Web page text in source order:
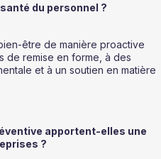
du personnel ?
être de manière proactive
de remise en forme, à des
et à un soutien en matière
apportent-elles une
?